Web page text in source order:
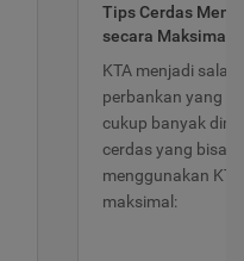
Tips Cerdas
secara Maksimal
KTA menjadi
perbankan yang
cukup banyak
cerdas yang bisa
menggunakan
maksimal: